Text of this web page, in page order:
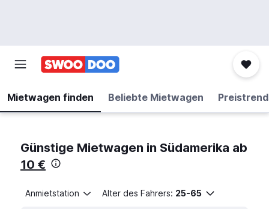
Mietwagen finden Beliebte Mietwagen
Günstige Mietwagen in Südamerika ab
10 €
Anmietstation Alter des Fahrers: 25-65